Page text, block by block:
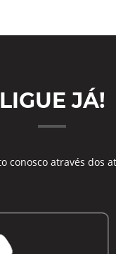
LIGUE JÁ!
conosco através dos